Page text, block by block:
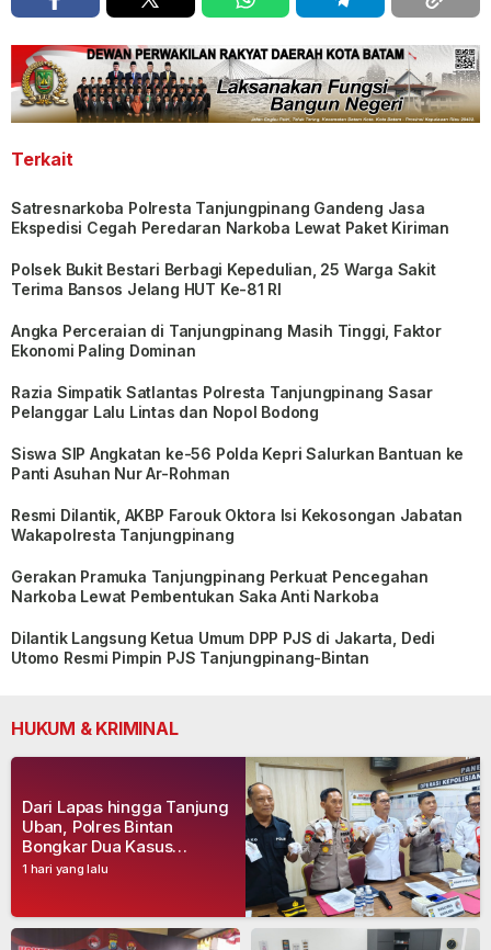
Terkait
Satresnarkoba Polresta Tanjungpinang Gandeng Jasa
Ekspedisi Cegah Peredaran Narkoba Lewat Paket Kiriman
Polsek Bukit Bestari Berbagi Kepedulian, 25 Warga Sakit
Terima Bansos Jelang HUT Ke-81 RI
Angka Perceraian di Tanjungpinang Masih Tinggi, Faktor
Ekonomi Paling Dominan
Razia Simpatik Satlantas Polresta Tanjungpinang Sasar
Pelanggar Lalu Lintas dan Nopol Bodong
Siswa SIP Angkatan ke-56 Polda Kepri Salurkan Bantuan ke
Panti Asuhan Nur Ar-Rohman
Resmi Dilantik, AKBP Farouk Oktora Isi Kekosongan Jabatan
Wakapolresta Tanjungpinang
Gerakan Pramuka Tanjungpinang Perkuat Pencegahan
Narkoba Lewat Pembentukan Saka Anti Narkoba
Dilantik Langsung Ketua Umum DPP PJS di Jakarta, Dedi
Utomo Resmi Pimpin PJS Tanjungpinang-Bintan
HUKUM & KRIMINAL
1 hari yang lalu
Dari Lapas hingga Tanjung
Uban, Polres Bintan
Bongkar Dua Kasus
Narkoba, Empat Tersangka